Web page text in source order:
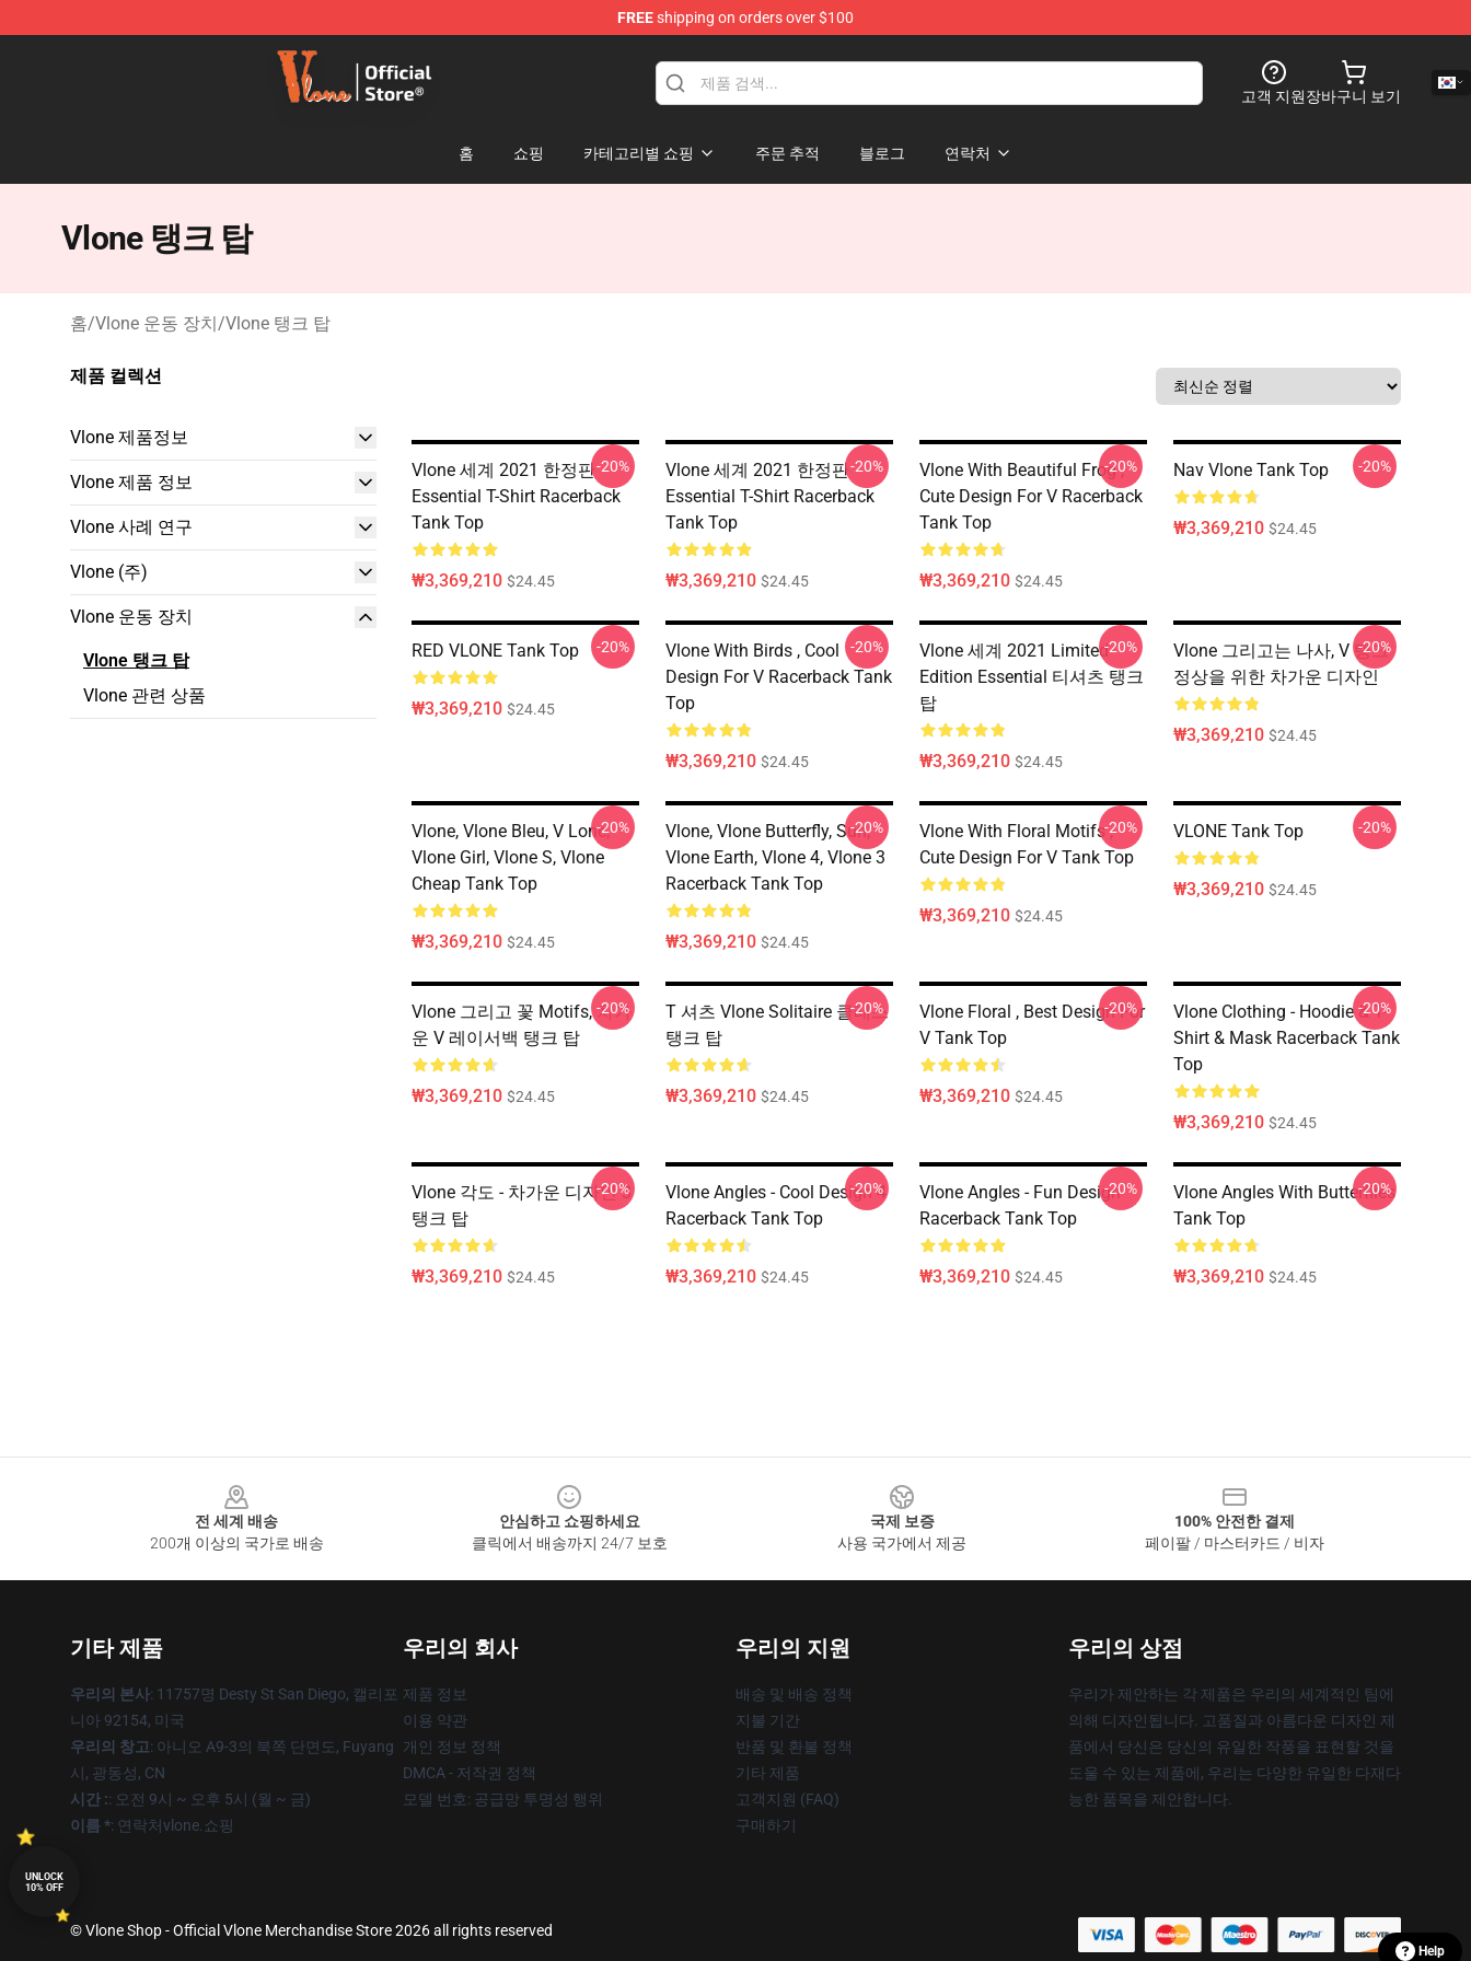
FREEshipping on orders over $100
Vlone Shop - Official Vlone Merchandise Store
고객 지원장바구니 보기
홈 쇼핑 카테고리별 쇼핑 주문 추적 블로그 연락처
Vlone 탱크 탑
홈/Vlone 운동 장치/Vlone 탱크 탑
제품 컬렉션
Vlone 제품정보
Vlone 제품 정보
Vlone 사례 연구
Vlone (주)
Vlone 운동 장치
Vlone 탱크 탑
Vlone 관련 상품
Vlone 세계 2021 한정판
Essential T-Shirt Racerback
Tank Top
₩3,369,210 $24.45
-20%
Vlone 세계 2021 한정판
Essential T-Shirt Racerback
Tank Top
₩3,369,210 $24.45
-20%
Vlone With Beautiful Frog ,
Cute Design For V Racerback
Tank Top
₩3,369,210 $24.45
-20% Nav Vlone Tank Top
₩3,369,210 $24.45
-20%
RED VLONE Tank Top
₩3,369,210 $24.45
-20%
Vlone With Birds , Cool
Design For V Racerback Tank
Top
₩3,369,210 $24.45
-20%
Vlone 세계 2021 Limited
Edition Essential 티셔츠 탱크
탑
₩3,369,210 $24.45
-20%
Vlone 그리고는 나사, V 탱크
정상을 위한 차가운 디자인
₩3,369,210 $24.45
-20%
Vlone, Vlone Bleu, V Lone,
Vlone Girl, Vlone S, Vlone
Cheap Tank Top
₩3,369,210 $24.45
-20%
Vlone, Vlone Butterfly, Sun,
Vlone Earth, Vlone 4, Vlone 3
Racerback Tank Top
₩3,369,210 $24.45
-20%
Vlone With Floral Motifs ,
Cute Design For V Tank Top
₩3,369,210 $24.45
-20% VLONE Tank Top
₩3,369,210 $24.45
-20%
Vlone 그리고 꽃 Motifs, 차가
운 V 레이서백 탱크 탑
₩3,369,210 $24.45
-20%
T 셔츠 Vlone Solitaire 클래스
탱크 탑
₩3,369,210 $24.45
-20%
Vlone Floral , Best Design For
V Tank Top
₩3,369,210 $24.45
-20%
Vlone Clothing - Hoodie & T-
Shirt & Mask Racerback Tank
Top
₩3,369,210 $24.45
-20%
Vlone 각도 - 차가운 디자인 3
탱크 탑
₩3,369,210 $24.45
-20%
Vlone Angles - Cool Design 4
Racerback Tank Top
₩3,369,210 $24.45
-20%
Vlone Angles - Fun Design
Racerback Tank Top
₩3,369,210 $24.45
-20%
Vlone Angles With Butterflies
Tank Top
₩3,369,210 $24.45
-20%
전 세계 배송
200개 이상의 국가로 배송
안심하고 쇼핑하세요
클릭에서 배송까지 24/7 보호
국제 보증
사용 국가에서 제공
100% 안전한 결제
페이팔 / 마스터카드 / 비자
기타 제품
우리의 본사: 11757명 Desty St San Diego, 캘리포
니아 92154, 미국
우리의 창고: 아니오 A9-3의 북쪽 단면도, Fuyang
시, 광동성, CN
시간 :: 오전 9시 ~ 오후 5시 (월 ~ 금)
이름 *: 연락처vlone.쇼핑
우리의 회사
제품 정보
이용 약관
개인 정보 정책
DMCA - 저작권 정책
모델 번호: 공급망 투명성 행위
우리의 지원
배송 및 배송 정책
지불 기간
반품 및 환불 정책
기타 제품
고객지원 (FAQ)
구매하기
우리의 상점
우리가 제안하는 각 제품은 우리의 세계적인 팀에
의해 디자인됩니다. 고품질과 아름다운 디자인 제
품에서 당신은 당신의 유일한 작풍을 표현할 것을
도울 수 있는 제품에, 우리는 다양한 유일한 다재다
능한 품목을 제안합니다.
© Vlone Shop - Official Vlone Merchandise Store 2026 all rights reserved
UNLOCK
10% OFF
Help